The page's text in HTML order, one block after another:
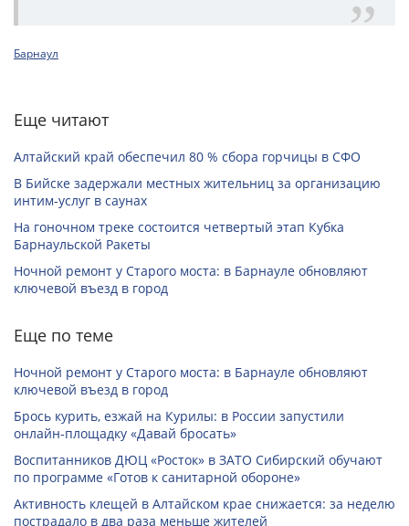
Барнаул
Еще читают
Алтайский край обеспечил 80 % сбора горчицы в СФО
В Бийске задержали местных жительниц за организацию
интим-услуг в саунах
На гоночном треке состоится четвертый этап Кубка
Барнаульской Ракеты
Ночной ремонт у Старого моста: в Барнауле обновляют
ключевой въезд в город
Еще по теме
Ночной ремонт у Старого моста: в Барнауле обновляют
ключевой въезд в город
Брось курить, езжай на Курилы: в России запустили
онлайн-­площадку «Давай бросать»
Воспитанников ДЮЦ «Росток» в ЗАТО Сибирский обучают
по программе «Готов к санитарной обороне»
Активность клещей в Алтайском крае снижается: за неделю
пострадало в два раза меньше жителей